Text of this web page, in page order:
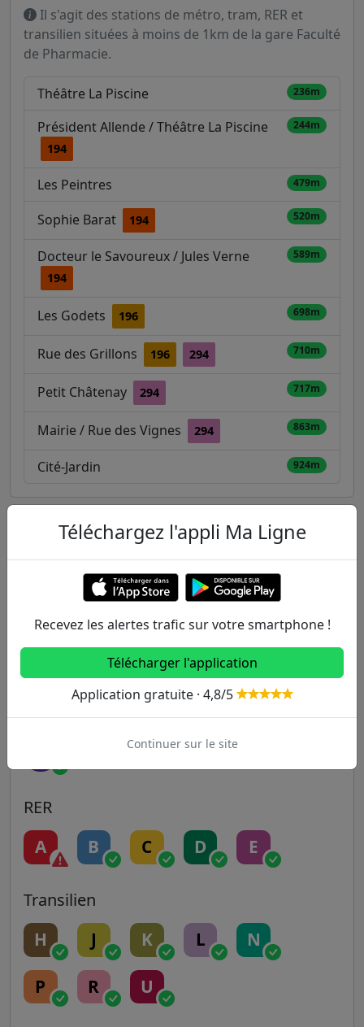
Il s'agit des stations de métro, tram, RER et
transilien situées à moins de 1km de la gare Faculté
de Pharmacie.
Théâtre La Piscine 236m
Président Allende / Théâtre La Piscine
194
244m
Les Peintres 479m
Sophie Barat 194 520m
Docteur le Savoureux / Jules Verne
194
589m
Les Godets 196 698m
Rue des Grillons 196 294 710m
Petit Châtenay 294 717m
Mairie / Rue des Vignes 294 863m
Cité-Jardin 924m
Autres lignes
1 2
7 7B 8
10 11
RER
A B C D E
Transilien
H J K L N
P R U
Téléchargez l'appli Ma Ligne
Recevez les alertes trafic sur votre smartphone !
Télécharger l'application
Application gratuite · 4,8/5
Continuer sur le site